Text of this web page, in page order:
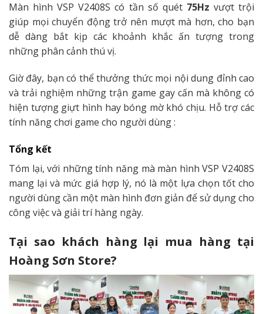
Màn hình VSP V2408S có tần số quét 75Hz vượt trội
giúp mọi chuyển động trở nên mượt mà hơn, cho bạn
dễ dàng bắt kịp các khoảnh khắc ấn tượng trong
những phân cảnh thú vị.
Giờ đây, bạn có thể thưởng thức mọi nội dung đỉnh cao
và trải nghiệm những trận game gay cấn mà không có
hiện tượng giựt hình hay bóng mờ khó chịu. Hỗ trợ các
tính năng chơi game cho người dùng :
Tổng kết
Tóm lại, với những tính năng mà màn hình VSP V2408S
mang lại và mức giá hợp lý, nó là một lựa chọn tốt cho
người dùng cần một màn hình đơn giản để sử dụng cho
công việc và giải trí hàng ngày.
Tại sao khách hàng lại mua hàng tại
Hoàng Sơn Store?